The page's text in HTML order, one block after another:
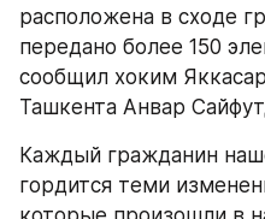
расположена в сходе
передано более 150
сообщил хоким
Ташкента Анвар
Каждый гражданин
гордится теми